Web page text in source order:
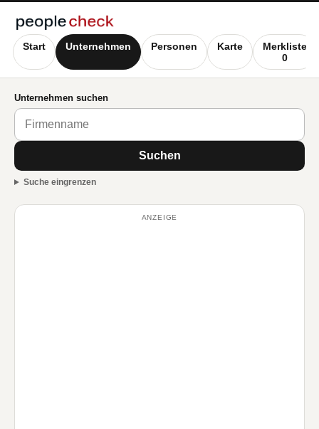
Start Unternehmen Personen Karte
Merkliste
0
Unternehmen suchen
Suchen
Suche eingrenzen
ANZEIGE